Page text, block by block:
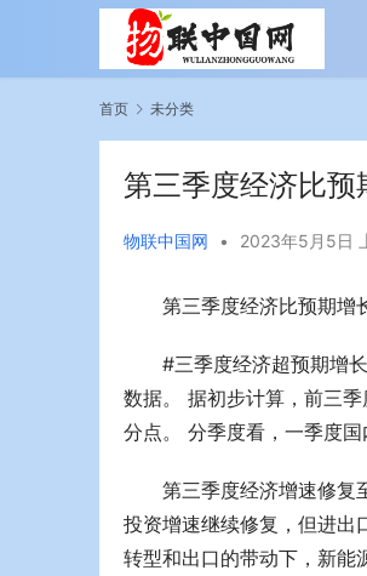
首页 未分类
第三季度经济比
物联中国网 • 2023年5月5日
第三季度经济比预期增
#三季度经济超预期增
数据。 据初步计算，前三
分点。 分季度看，一季度
第三季度经济增速修复
投资增速继续修复，但进出
转型和出口的带动下，新能
越览山河 纵情逐梦 新帕拉丁听风之